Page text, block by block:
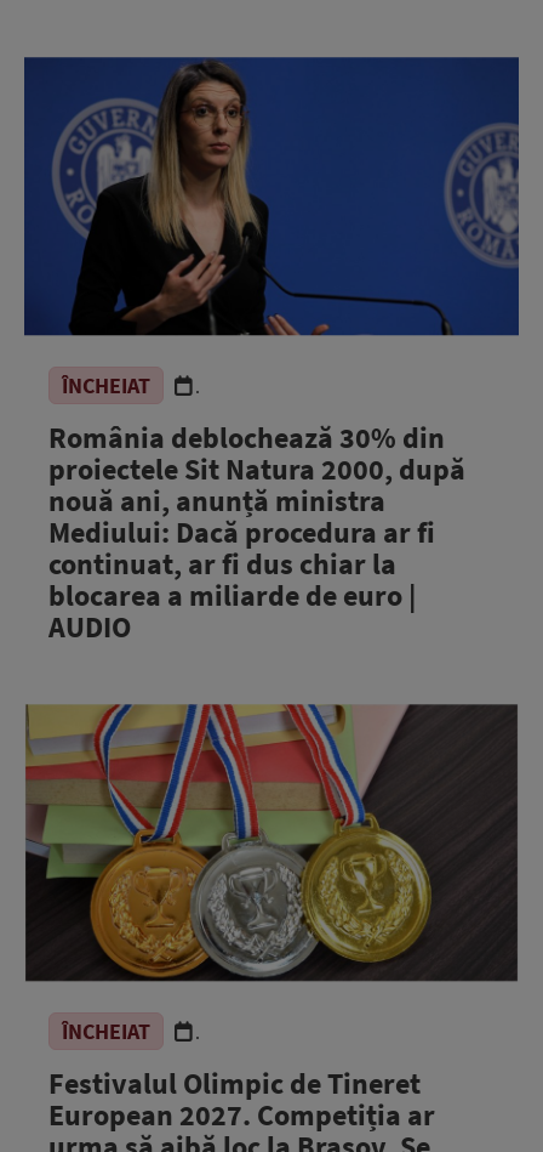
ÎNCHEIAT .
România deblochează 30% din
proiectele Sit Natura 2000, după
nouă ani, anunță ministra
Mediului: Dacă procedura ar fi
continuat, ar fi dus chiar la
blocarea a miliarde de euro |
AUDIO
ÎNCHEIAT .
Festivalul Olimpic de Tineret
European 2027. Competiția ar